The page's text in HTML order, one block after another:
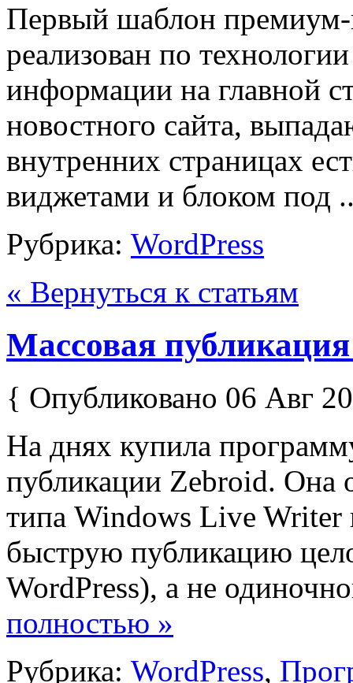
Первый шаблон премиум-
реализован по
информации на главной
новостного сайта,
внутренних страницах
виджетами и блоком под
Рубрика: WordPress
« Вернуться к статьям
Массовая
{ Опубликовано 06 Авг
На днях купила
публикации Zebroid. Она
типа Windows Live Writer
быструю публикацию
WordPress), а не
полностью »
Рубрика: WordPress,